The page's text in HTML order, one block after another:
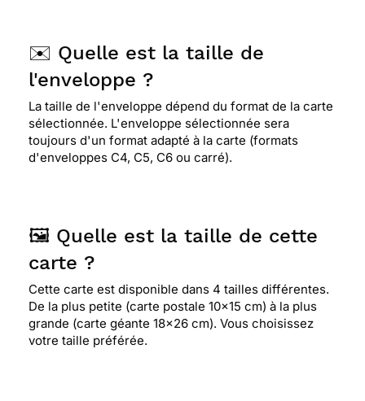
✉️ Quelle est la taille de
l'enveloppe ?
La taille de l'enveloppe dépend du format de la carte
sélectionnée. L'enveloppe sélectionnée sera
toujours d'un format adapté à la carte (formats
d'enveloppes C4, C5, C6 ou carré).
🖼️ Quelle est la taille de cette
carte ?
Cette carte est disponible dans 4 tailles différentes.
De la plus petite (carte postale 10x15 cm) à la plus
grande (carte géante 18x26 cm). Vous choisissez
votre taille préférée.